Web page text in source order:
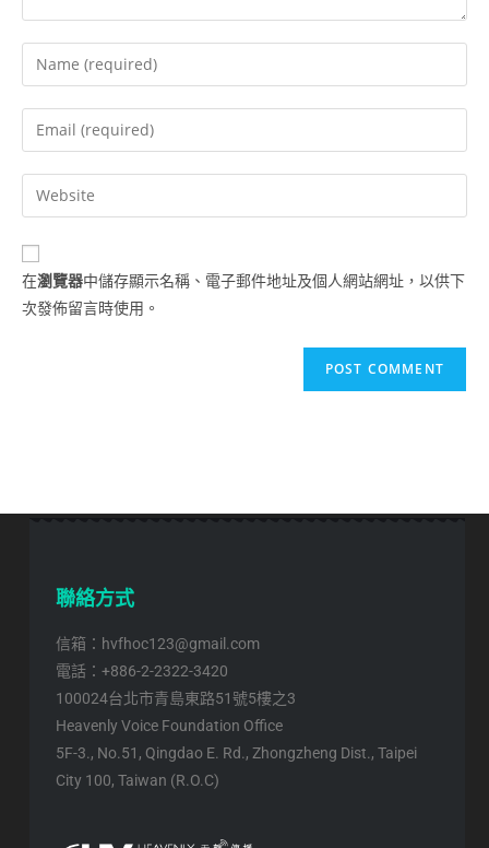
在瀏覽器中儲存顯示名稱、電子郵件地址及個人網站網址，以供下
次發佈留言時使用。
聯絡方式
信箱：hvfhoc123@gmail.com
電話：+886-2-2322-3420
100024台北市青島東路51號5樓之3
Heavenly Voice Foundation Office
5F-3., No.51, Qingdao E. Rd., Zhongzheng Dist., Taipei
City 100, Taiwan (R.O.C)